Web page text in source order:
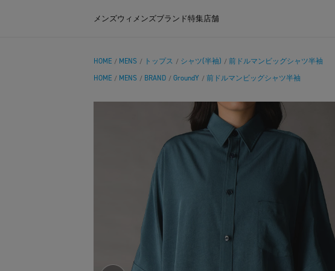
メンズウィメンズブランド特集店舗
HOME / MENS / トップス / シャツ(半袖) / 前ドルマンビッグシャツ半袖
HOME / MENS / BRAND / GroundY / 前ドルマンビッグシャツ半袖